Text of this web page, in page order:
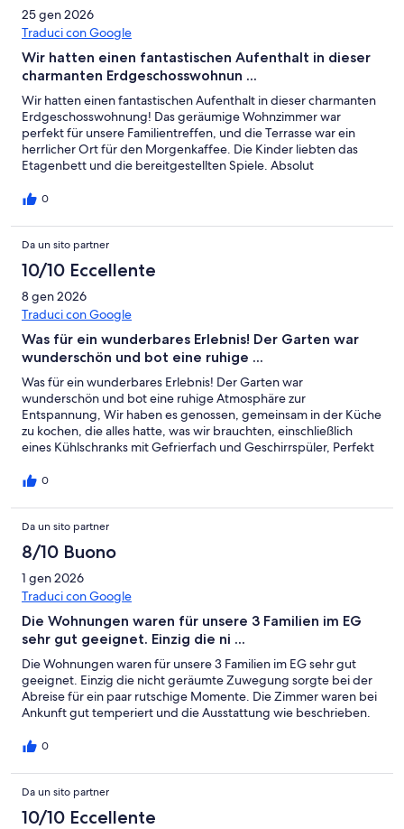
25 gen 2026
Traduci con Google
Wir hatten einen fantastischen Aufenthalt in dieser
charmanten Erdgeschosswohnun ...
Wir hatten einen fantastischen Aufenthalt in dieser charmanten
Erdgeschosswohnung! Das geräumige Wohnzimmer war
perfekt für unsere Familientreffen, und die Terrasse war ein
herrlicher Ort für den Morgenkaffee. Die Kinder liebten das
Etagenbett und die bereitgestellten Spiele. Absolut
0
Da un sito partner
10/10 Eccellente
8 gen 2026
Traduci con Google
Was für ein wunderbares Erlebnis! Der Garten war
wunderschön und bot eine ruhige ...
Was für ein wunderbares Erlebnis! Der Garten war
wunderschön und bot eine ruhige Atmosphäre zur
Entspannung, Wir haben es genossen, gemeinsam in der Küche
zu kochen, die alles hatte, was wir brauchten, einschließlich
eines Kühlschranks mit Gefrierfach und Geschirrspüler, Perfekt
0
Da un sito partner
8/10 Buono
1 gen 2026
Traduci con Google
Die Wohnungen waren für unsere 3 Familien im EG
sehr gut geeignet. Einzig die ni ...
Die Wohnungen waren für unsere 3 Familien im EG sehr gut
geeignet. Einzig die nicht geräumte Zuwegung sorgte bei der
Abreise für ein paar rutschige Momente. Die Zimmer waren bei
Ankunft gut temperiert und die Ausstattung wie beschrieben.
0
Da un sito partner
10/10 Eccellente